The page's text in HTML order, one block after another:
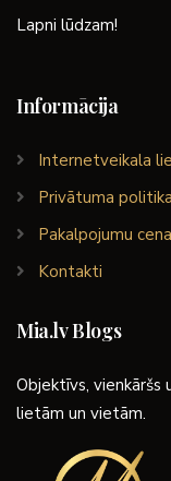
Lapni lūdzam!
Informācija
Internetveikala
Privātuma politika
Pakalpojumu
Kontakti
Mia.lv Blogs
Objektīvs, vienkāršs
lietām un vietām.